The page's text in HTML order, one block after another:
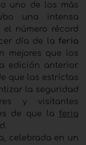
uno de los más
una intensa
el número récord
día de la feria
mejores que los
edición anterior.
que las estrictas
la seguridad
y visitantes
de que la feria
celebrada en un